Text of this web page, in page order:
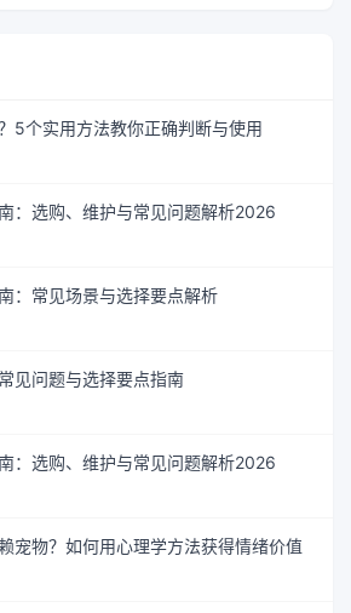
5个实用方法教你正确判断与使用
：选购、维护与常见问题解析2026
：常见场景与选择要点解析
见问题与选择要点指南
：选购、维护与常见问题解析2026
宠物？如何用心理学方法获得情绪价值